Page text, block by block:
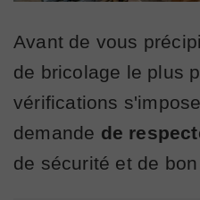
Avant de vous
de bricolage le plus
vérifications
demande de
de sécurité et de